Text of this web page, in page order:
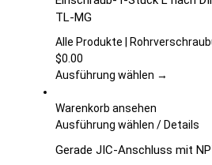
weist
Varianten
Die
können
auf
TL-MG
Alle Produkte |
$0.00
Ausführung wählen →
Warenkorb ansehen
Ausführung wählen Dieses
weist
/Details
Gerade JIC-Anschluss mit